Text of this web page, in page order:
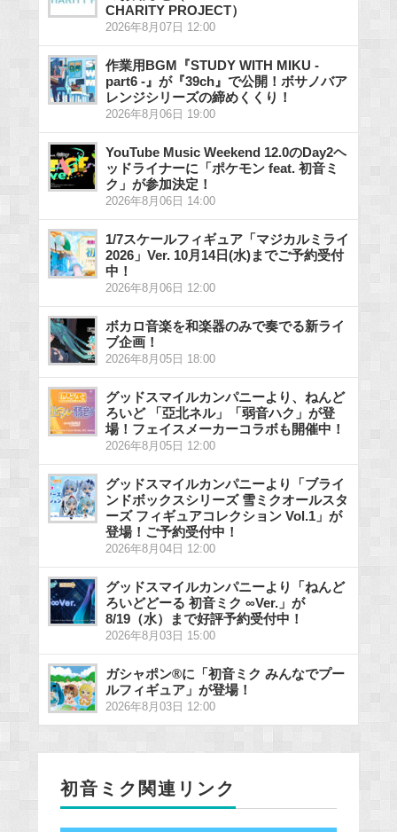
CHARITY PROJECT）
2026年8月07日 12:00
作業用BGM『STUDY WITH MIKU -
part6 -』が『39ch』で公開！ボサノバア
レンジシリーズの締めくくり！
2026年8月06日 19:00
YouTube Music Weekend 12.0のDay2ヘ
ッドライナーに「ポケモン feat. 初音ミ
ク」が参加決定！
2026年8月06日 14:00
1/7スケールフィギュア「マジカルミライ
2026」Ver. 10月14日(水)までご予約受付
中！
2026年8月06日 12:00
ボカロ音楽を和楽器のみで奏でる新ライ
ブ企画！
2026年8月05日 18:00
グッドスマイルカンパニーより、ねんど
ろいど 「亞北ネル」「弱音ハク」が登
場！フェイスメーカーコラボも開催中！
2026年8月05日 12:00
グッドスマイルカンパニーより「ブライ
ンドボックスシリーズ 雪ミクオールスタ
ーズ フィギュアコレクション Vol.1」が
登場！ご予約受付中！
2026年8月04日 12:00
グッドスマイルカンパニーより「ねんど
ろいどどーる 初音ミク ∞Ver.」が
8/19（水）まで好評予約受付中！
2026年8月03日 15:00
ガシャポン®に「初音ミク みんなでプー
ルフィギュア」が登場！
2026年8月03日 12:00
初音ミク関連リンク